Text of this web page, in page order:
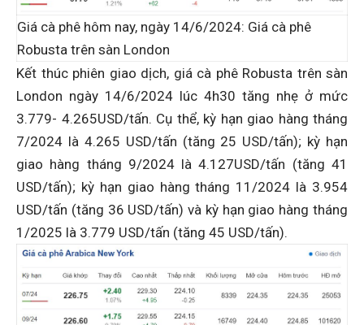
Giá cà phê hôm nay, ngày 14/6/2024: Giá cà phê
Robusta trên sàn London
Kết thúc phiên giao dịch, giá cà phê Robusta trên sàn
London ngày 14/6/2024 lúc 4h30 tăng nhẹ ở mức
3.779- 4.265USD/tấn. Cụ thể, kỳ hạn giao hàng tháng
7/2024 là 4.265 USD/tấn (tăng 25 USD/tấn); kỳ hạn
giao hàng tháng 9/2024 là 4.127USD/tấn (tăng 41
USD/tấn); kỳ hạn giao hàng tháng 11/2024 là 3.954
USD/tấn (tăng 36 USD/tấn) và kỳ hạn giao hàng tháng
1/2025 là 3.779 USD/tấn (tăng 45 USD/tấn).